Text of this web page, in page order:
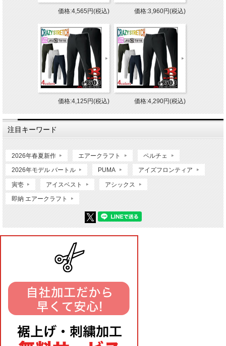
価格:4,565円(税込) 価格:3,960円(税込)
価格:4,125円(税込) 価格:4,290円(税込)
注目キーワード
2026年春夏新作 エアークラフト ペルチェ
2026年モデル バートル PUMA アイズフロンティア
寅壱 アイスベスト アシックス
即納 エアークラフト